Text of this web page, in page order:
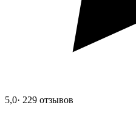
5,0· 229 отзывов